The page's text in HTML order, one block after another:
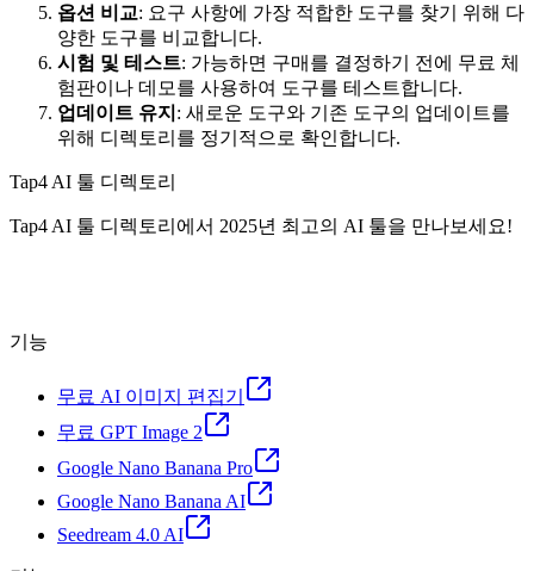
옵션 비교: 요구 사항에 가장 적합한 도구를 찾기 위해 다
양한 도구를 비교합니다.
시험 및 테스트: 가능하면 구매를 결정하기 전에 무료 체
험판이나 데모를 사용하여 도구를 테스트합니다.
업데이트 유지 : 새로운 도구와 기존 도구의 업데이트를
위해 디렉토리를 정기적으로 확인합니다.
Tap4 AI 툴 디렉토리
Tap4 AI 툴 디렉토리에서 2025년 최고의 AI 툴을 만나보세요!
기능
무료 AI 이미지 편집기
무료 GPT Image 2
Google Nano Banana Pro
Google Nano Banana AI
Seedream 4.0 AI